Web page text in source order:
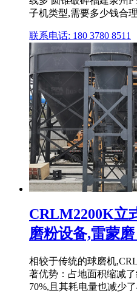
子机类型,需要多少钱合
联系电话: 180 3780 8511
CRLM2200K立
磨粉设备,雷蒙磨
相较于传统的球磨机
著优势：占地面积缩减
70%,且其耗电量也减少